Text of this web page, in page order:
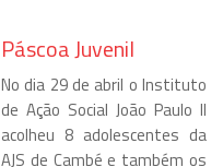
Páscoa Juvenil
No dia 29 de abril o Instituto
de Ação Social João Paulo II
acolheu 8 adolescentes da
AJS de Cambé e também os